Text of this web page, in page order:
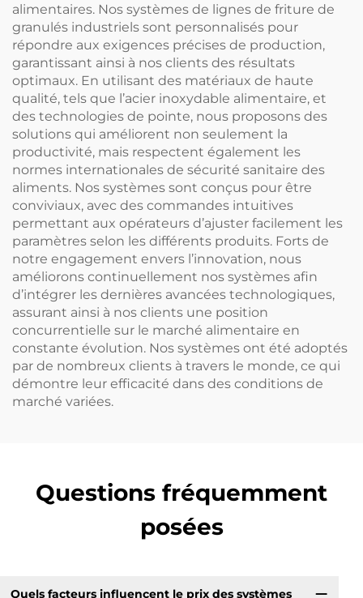
alimentaires. Nos systèmes de lignes de friture de
granulés industriels sont personnalisés pour
répondre aux exigences précises de production,
garantissant ainsi à nos clients des résultats
optimaux. En utilisant des matériaux de haute
qualité, tels que l’acier inoxydable alimentaire, et
des technologies de pointe, nous proposons des
solutions qui améliorent non seulement la
productivité, mais respectent également les
normes internationales de sécurité sanitaire des
aliments. Nos systèmes sont conçus pour être
conviviaux, avec des commandes intuitives
permettant aux opérateurs d’ajuster facilement les
paramètres selon les différents produits. Forts de
notre engagement envers l’innovation, nous
améliorons continuellement nos systèmes afin
d’intégrer les dernières avancées technologiques,
assurant ainsi à nos clients une position
concurrentielle sur le marché alimentaire en
constante évolution. Nos systèmes ont été adoptés
par de nombreux clients à travers le monde, ce qui
démontre leur efficacité dans des conditions de
marché variées.
Questions fréquemment
posées
Quels facteurs influencent le prix des systèmes